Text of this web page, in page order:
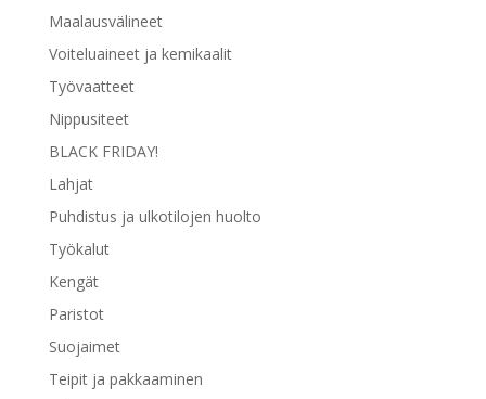
Maalausvälineet
Voiteluaineet ja kemikaalit
Työvaatteet
Nippusiteet
BLACK FRIDAY!
Lahjat
Puhdistus ja ulkotilojen huolto
Työkalut
Kengät
Paristot
Suojaimet
Teipit ja pakkaaminen